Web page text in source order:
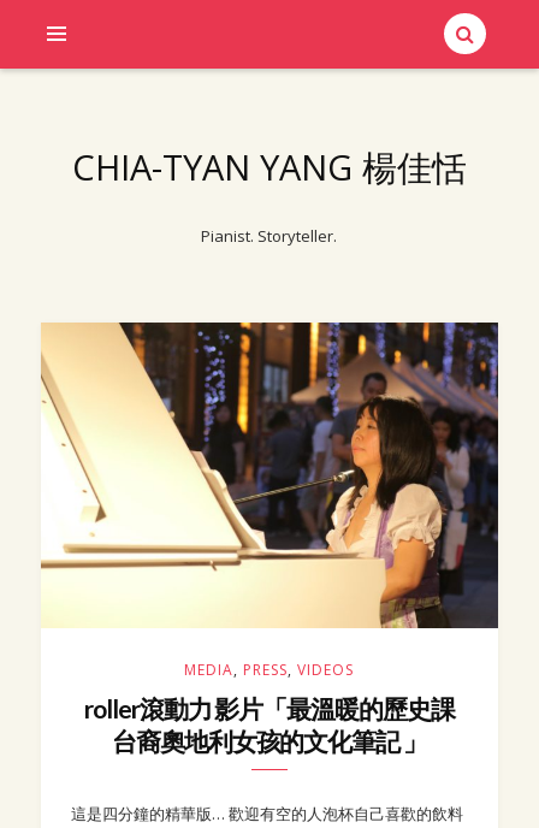
CHIA-TYAN YANG 楊佳恬
Pianist. Storyteller.
MEDIA, PRESS,VIDEOS
roller滾動力 影片「最溫暖的歷史課
台裔奧地利女孩的文化筆記 」
這是四分鐘的精華版… 歡迎有空的人泡杯自己喜歡的飲料